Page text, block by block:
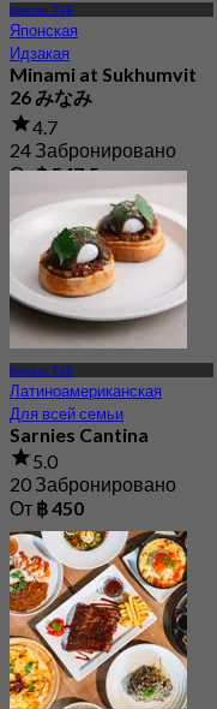
Кхлонг Тёй
Японская
Идзакая
Minami at Sukhumvit
26 みなみ
4.7
24 Забронировано
От฿ 547.5
Кхлонг Тёй
Латиноамериканская
Для всей семьи
Sarnies Cantina
5.0
20 Забронировано
От ฿ 450